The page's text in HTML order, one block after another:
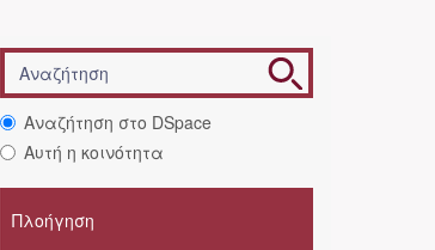
Αναζήτηση στο DSpace
Αυτή η κοινότητα
Πλοήγηση